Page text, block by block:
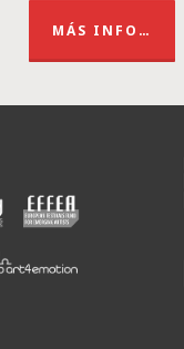
MÁS INFO…